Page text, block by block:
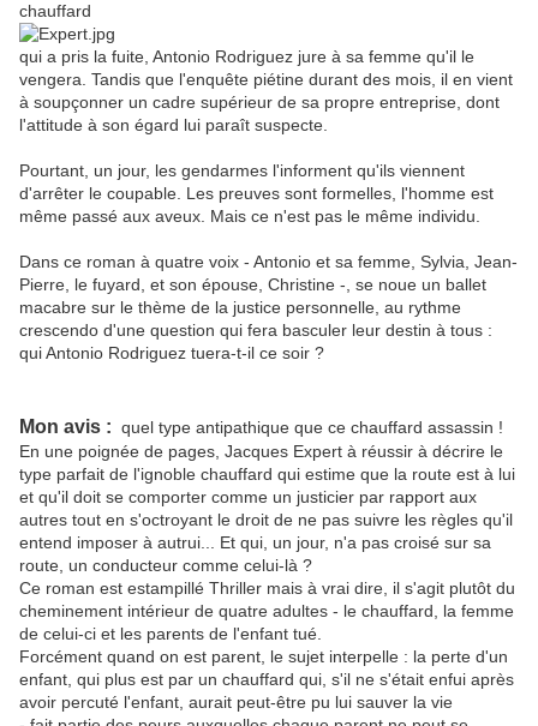
chauffard
qui a pris la fuite, Antonio Rodriguez jure à sa femme qu'il le
vengera. Tandis que l'enquête piétine durant des mois, il en vient
à soupçonner un cadre supérieur de sa propre entreprise, dont
l'attitude à son égard lui paraît suspecte.
Pourtant, un jour, les gendarmes l'informent qu'ils viennent
d'arrêter le coupable. Les preuves sont formelles, l'homme est
même passé aux aveux. Mais ce n'est pas le même individu.
Dans ce roman à quatre voix - Antonio et sa femme, Sylvia, Jean-
Pierre, le fuyard, et son épouse, Christine -, se noue un ballet
macabre sur le thème de la justice personnelle, au rythme
crescendo d'une question qui fera basculer leur destin à tous :
qui Antonio Rodriguez tuera-t-il ce soir ?
Mon avis : quel type antipathique que ce chauffard assassin !
En une poignée de pages, Jacques Expert à réussir à décrire le
type parfait de l'ignoble chauffard qui estime que la route est à lui
et qu'il doit se comporter comme un justicier par rapport aux
autres tout en s'octroyant le droit de ne pas suivre les règles qu'il
entend imposer à autrui... Et qui, un jour, n'a pas croisé sur sa
route, un conducteur comme celui-là ?
Ce roman est estampillé Thriller mais à vrai dire, il s'agit plutôt du
cheminement intérieur de quatre adultes - le chauffard, la femme
de celui-ci et les parents de l'enfant tué.
Forcément quand on est parent, le sujet interpelle : la perte d'un
enfant, qui plus est par un chauffard qui, s'il ne s'était enfui après
avoir percuté l'enfant, aurait peut-être pu lui sauver la vie